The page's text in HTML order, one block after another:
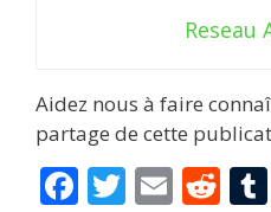
Reseau
Aidez nous à faire
partage de cette
F T E R